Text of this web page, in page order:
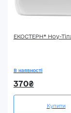
ЕКОСТЕРН® Ноу-
В наявності
370₴
Купити